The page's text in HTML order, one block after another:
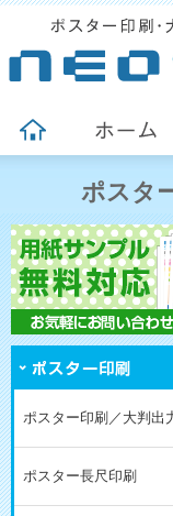
ポスタ
ポスター印刷／大判出
ポスター長尺印刷